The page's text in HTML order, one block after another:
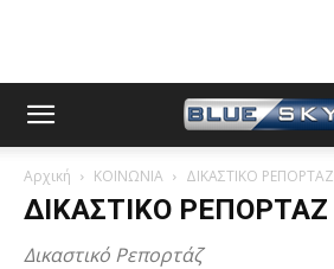
Αρχική ΚΟΙΝΩΝΙΑ ΔΙΚΑΣΤΙΚΟ ΡΕΠΟΡΤΑΖ
ΔΙΚΑΣΤΙΚΟ ΡΕΠΟΡΤΑΖ
Δικαστικό Ρεπορτάζ